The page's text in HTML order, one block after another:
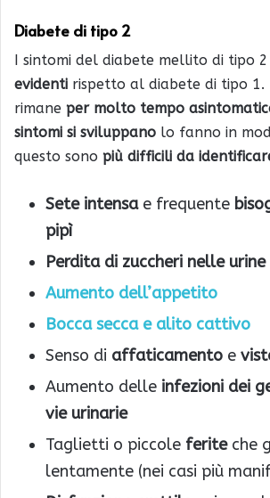
Diabete di tipo 2
I sintomi del diabete mellito di tipo
evidenti rispetto al diabete di tipo 1.
rimane per molto tempo
sintomi si sviluppano lo fanno in
questo sono più difficili da
Sete intensae frequente
pipì
Perdita di zuccheri nelle
Aumento dell’appetito
Bocca secca e alito cattivo
Senso di affaticamento e
Aumento delle infezioni dei
vie urinarie
Taglietti o piccole feriteche
lentamente (nei casi più